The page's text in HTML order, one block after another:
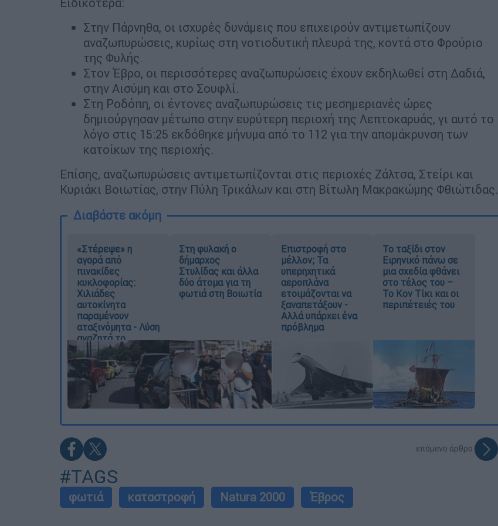
Στην Πάρνηθα, οι ισχυρές δυνάμεις που επιχειρούν αντιμετωπίζουν
αναζωπυρώσεις, κυρίως στη νοτιοδυτική πλευρά της, κοντά στο Φρούριο
της Φυλής.
Στον Έβρο, οι περισσότερες αναζωπυρώσεις έχουν εκδηλωθεί στη Δαδιά,
στην Αισύμη και στο Σουφλί.
Στη Ροδόπη, οι έντονες αναζωπυρώσεις τις μεσημεριανές ώρες
δημιούργησαν μέτωπο στην ευρύτερη περιοχή της Λεπτοκαρυάς, γι αυτό το
λόγο στις 15:25 εκδόθηκε μήνυμα από το 112 για την απομάκρυνση των
κατοίκων της περιοχής.
Επίσης, αναζωπυρώσεις αντιμετωπίζονται στις περιοχές Ζάλτσα, Στείρι και
Κυριάκι Βοιωτίας, στην Πύλη Τρικάλων και στη Βίτωλη Μακρακώμης Φθιώτιδας.
Διαβάστε ακόμη
«Στέρεψε» η
αγορά από
πινακίδες
κυκλοφορίας:
Χιλιάδες
αυτοκίνητα
παραμένουν
αταξινόμητα - Λύση
αναζητά το
υπουργείο
Στη φυλακή ο
δήμαρχος
Στυλίδας και άλλα
δύο άτομα για τη
φωτιά στη Βοιωτία
Επιστροφή στο
μέλλον; Τα
υπερηχητικά
αεροπλάνα
ετοιμάζονται να
ξαναπετάξουν -
Αλλά υπάρχει ένα
πρόβλημα
Το ταξίδι στον
Ειρηνικό πάνω σε
μια σχεδία φθάνει
στο τέλος του –
Το Κον Τίκι και οι
περιπέτειές του
επόμενο άρθρο
#TAGS
φωτιά καταστροφή Natura 2000 Έβρος